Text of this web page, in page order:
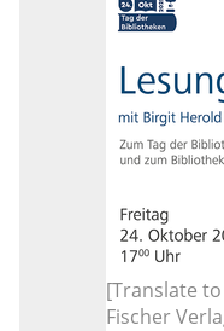
[Translate
Fischer